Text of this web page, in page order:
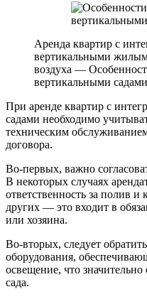
Аренда квартир с
вертикальными
воздуха —
вертикальными садами
При аренде квартир с
садами необходимо
техническим
договора.
Во-первых, важно
В некоторых случаях
ответственность за полив и
других — это входит в
или хозяина.
Во-вторых, следует
оборудования,
освещение, что значительно
сада.